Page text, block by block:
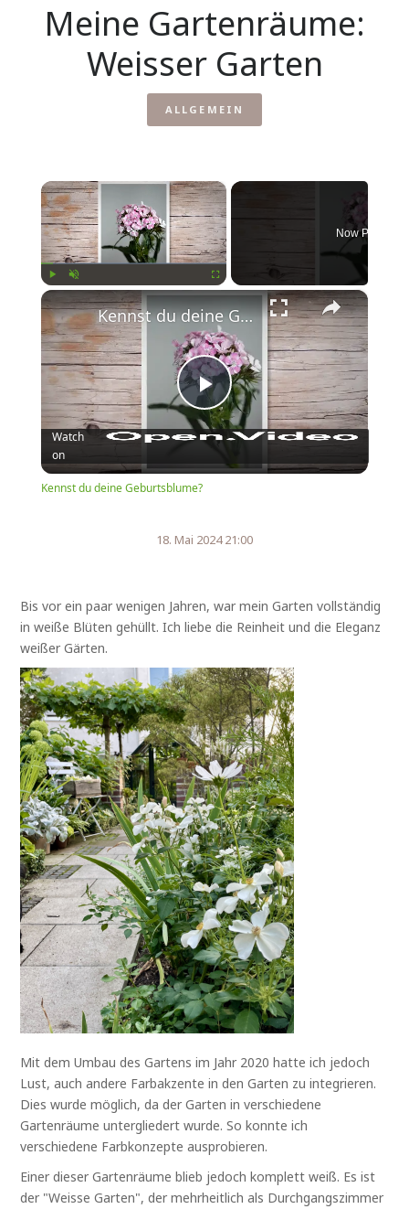
Meine Gartenräume:
Weisser Garten
ALLGEMEIN
×
Fullscreen
Now Playing
×
Play
Video
Kennst du deine Geburtsblume?
Watch
on
Kennst du deine Geburtsblume?
18. Mai 2024 21:00
Bis vor ein paar wenigen Jahren, war mein Garten vollständig
in weiße Blüten gehüllt. Ich liebe die Reinheit und die Eleganz
weißer Gärten.
Mit dem Umbau des Gartens im Jahr 2020 hatte ich jedoch
Lust, auch andere Farbakzente in den Garten zu integrieren.
Dies wurde möglich, da der Garten in verschiedene
Gartenräume untergliedert wurde. So konnte ich
verschiedene Farbkonzepte ausprobieren.
Einer dieser Gartenräume blieb jedoch komplett weiß. Es ist
der "Weisse Garten", der mehrheitlich als Durchgangszimmer